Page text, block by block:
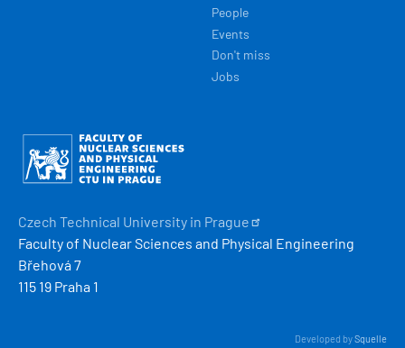
People
Events
Don't miss
Jobs
Obrázek
Czech Technical University in Prague
Faculty of Nuclear Sciences and Physical Engineering
Břehová 7
115 19 Praha 1
Developed bySquelle